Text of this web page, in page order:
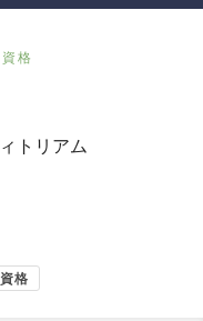
格
トリアム
格